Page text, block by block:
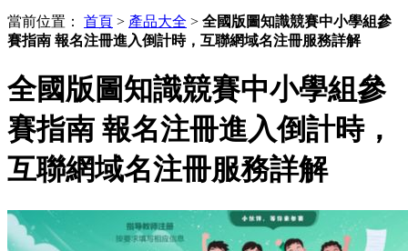
當前位置： 首頁 > 產品大全 > 全國版圖知識競賽中小學組參
賽指南 報名注冊進入倒計時，互聯網域名注冊服務詳解
全國版圖知識競賽中小學組參
賽指南 報名注冊進入倒計時，
互聯網域名注冊服務詳解